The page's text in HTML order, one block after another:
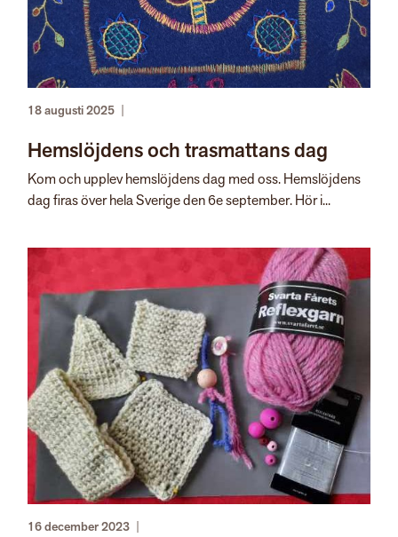
18 augusti 2025
Hemslöjdens och trasmattans dag
Kom och upplev hemslöjdens dag med oss. Hemslöjdens
dag firas över hela Sverige den 6e september. Hör i...
16 december 2023 |